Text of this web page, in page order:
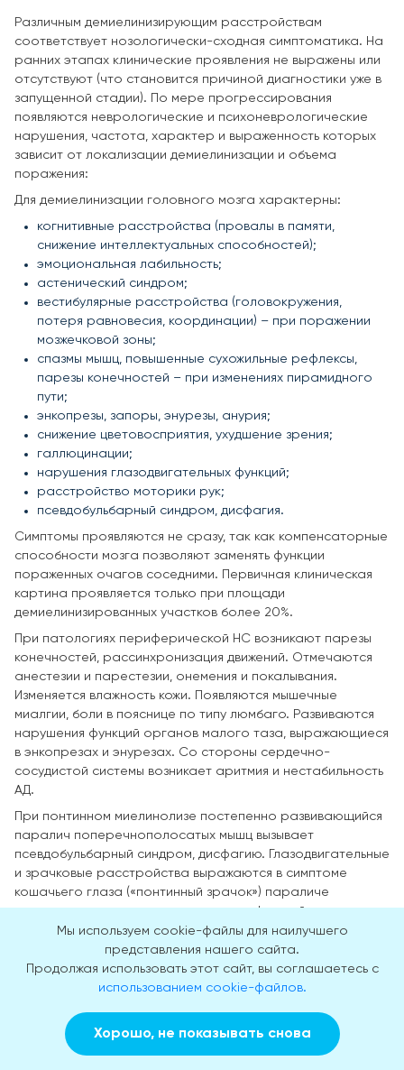
Различным демиелинизирующим расстройствам
соответствует нозологически-сходная симптоматика. На
ранних этапах клинические проявления не выражены или
отсутствуют (что становится причиной диагностики уже в
запущенной стадии). По мере прогрессирования
появляются неврологические и психоневрологические
нарушения, частота, характер и выраженность которых
зависит от локализации демиелинизации и объема
поражения:
Для демиелинизации головного мозга характерны:
когнитивные расстройства (провалы в памяти,
снижение интеллектуальных способностей);
эмоциональная лабильность;
астенический синдром;
вестибулярные расстройства (головокружения,
потеря равновесия, координации) – при поражении
мозжечковой зоны;
спазмы мышц, повышенные сухожильные рефлексы,
парезы конечностей – при изменениях пирамидного
пути;
энкопрезы, запоры, энурезы, анурия;
снижение цветовосприятия, ухудшение зрения;
галлюцинации;
нарушения глазодвигательных функций;
расстройство моторики рук;
псевдобульбарный синдром, дисфагия.
Симптомы проявляются не сразу, так как компенсаторные
способности мозга позволяют заменять функции
пораженных очагов соседними. Первичная клиническая
картина проявляется только при площади
демиелинизированных участков более 20%.
При патологиях периферической НС возникают парезы
конечностей, рассинхронизация движений. Отмечаются
анестезии и парестезии, онемения и покалывания.
Изменяется влажность кожи. Появляются мышечные
миалгии, боли в пояснице по типу люмбаго. Развиваются
нарушения функций органов малого таза, выражающиеся
в энкопрезах и энурезах. Со стороны сердечно-
сосудистой системы возникает аритмия и нестабильность
АД.
При понтинном миелинолизе постепенно развивающийся
паралич поперечнополосатых мышц вызывает
псевдобульбарный синдром, дисфагию. Глазодвигательные
и зрачковые расстройства выражаются в симптоме
кошачьего глаза («понтинный зрачок») параличе
горизонтольного взора, нарушениях функций отводящих
нервов.
Рассеянный склероз
Самым распространенным среди ДМЗ является
рассеянный склероз – прогрессирующая патология
центральной нервной системы, протекающая в
Мы используем cookie-файлы для наилучшего
представления нашего сайта.
Продолжая использовать этот сайт, вы соглашаетесь с
использованием cookie-файлов.
Хорошо, не показывать снова
Заказать звонок Вызвать врача на дом